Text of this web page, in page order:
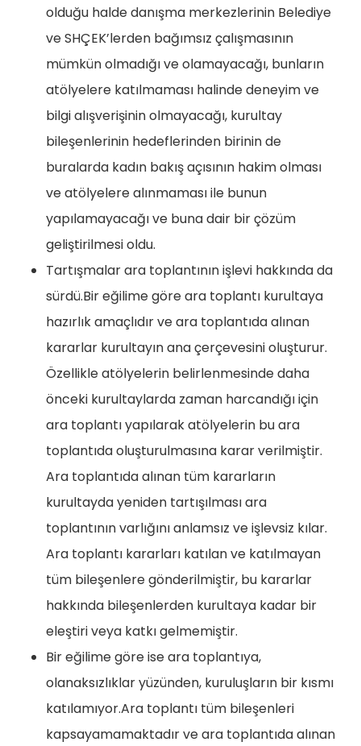
olduğu halde danışma merkezlerinin Belediye
ve SHÇEK’lerden bağımsız çalışmasının
mümkün olmadığı ve olamayacağı, bunların
atölyelere katılmaması halinde deneyim ve
bilgi alışverişinin olmayacağı, kurultay
bileşenlerinin hedeflerinden birinin de
buralarda kadın bakış açısının hakim olması
ve atölyelere alınmaması ile bunun
yapılamayacağı ve buna dair bir çözüm
geliştirilmesi oldu.
Tartışmalar ara toplantının işlevi hakkında da
sürdü.Bir eğilime göre ara toplantı kurultaya
hazırlık amaçlıdır ve ara toplantıda alınan
kararlar kurultayın ana çerçevesini oluşturur.
Özellikle atölyelerin belirlenmesinde daha
önceki kurultaylarda zaman harcandığı için
ara toplantı yapılarak atölyelerin bu ara
toplantıda oluşturulmasına karar verilmiştir.
Ara toplantıda alınan tüm kararların
kurultayda yeniden tartışılması ara
toplantının varlığını anlamsız ve işlevsiz kılar.
Ara toplantı kararları katılan ve katılmayan
tüm bileşenlere gönderilmiştir, bu kararlar
hakkında bileşenlerden kurultaya kadar bir
eleştiri veya katkı gelmemiştir.
Bir eğilime göre ise ara toplantıya,
olanaksızlıklar yüzünden, kuruluşların bir kısmı
katılamıyor.Ara toplantı tüm bileşenleri
kapsayamamaktadır ve ara toplantıda alınan